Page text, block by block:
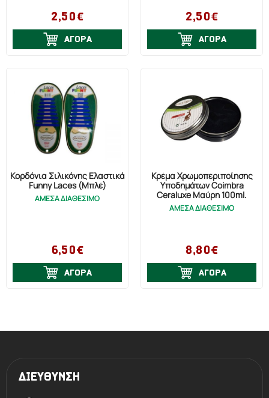
2,50€
ΑΓΟΡΑ
2,50€
ΑΓΟΡΑ
Κορδόνια Σιλικόνης Ελαστικά
Funny Laces (Μπλέ)
ΑΜΕΣΑ ΔΙΑΘΕΣΙΜΟ
6,50€
ΑΓΟΡΑ
Κρέμα Χρωμοπεριποίησης
Υποδημάτων Coimbra
Ceraluxe Μαύρη 100ml.
ΑΜΕΣΑ ΔΙΑΘΕΣΙΜΟ
8,80€
ΑΓΟΡΑ
ΔΙΕΥΘΥΝΣΗ